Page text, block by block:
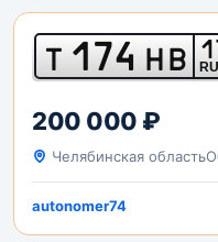
Т 174 НВ
200 000 ₽
Челябинская область
autonomer74